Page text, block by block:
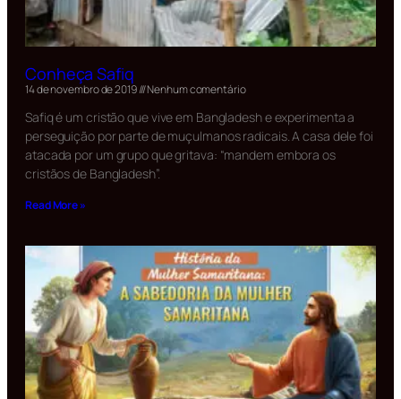
Conheça Safiq
14 de novembro de 2019 Nenhum comentário
Safiq é um cristão que vive em Bangladesh e experimenta a
perseguição por parte de muçulmanos radicais. A casa dele foi
atacada por um grupo que gritava: “mandem embora os
cristãos de Bangladesh”.
Read More »